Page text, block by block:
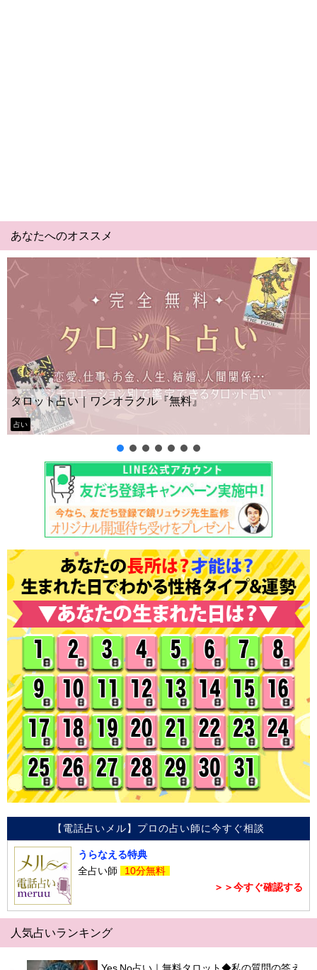
あなたへのオススメ
Yes No占い｜無料タロット◆私の質問の
ー？
【電話占いメル】プロの占い師に今すぐ相談
うらなえる特典
全占い師
10分無料
＞＞今すぐ確認する
人気占いランキング